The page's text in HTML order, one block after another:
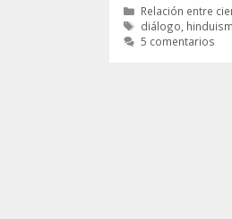
Categorías
Relación entre
Etiquetas
diálogo
5 comentarios